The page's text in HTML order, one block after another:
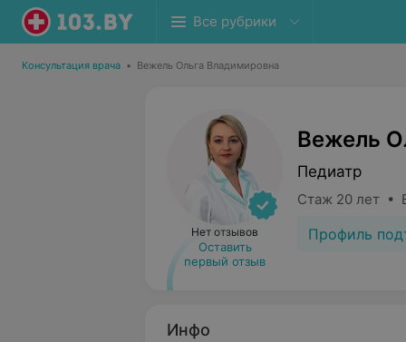
Все рубрики
Консультация врача • Вежель Ольга Владимировна
Нет отзывов
Оставить
первый отзыв
Вежель
Педиатр
Стаж 20 лет •
Профиль
Инфо